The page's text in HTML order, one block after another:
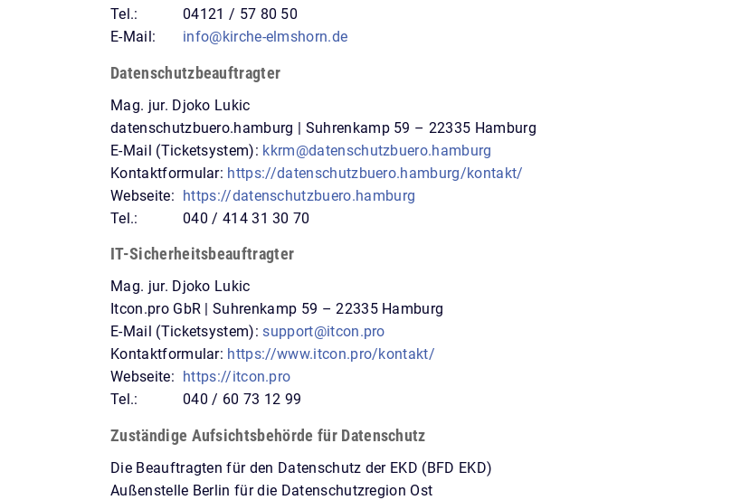
Tel.:
04121 / 57 80 50
E-Mail:
info@kirche-elmshorn.de
Datenschutzbeauftragter
Mag. jur. Djoko Lukic
datenschutzbuero.hamburg | Suhrenkamp 59 – 22335 Hamburg
E-Mail (Ticketsystem): kkrm@datenschutzbuero.hamburg
Kontaktformular: https://datenschutzbuero.hamburg/kontakt/
Webseite: https://datenschutzbuero.hamburg
Tel.:
040 / 414 31 30 70
IT-Sicherheitsbeauftragter
Mag. jur. Djoko Lukic
Itcon.pro GbR | Suhrenkamp 59 – 22335 Hamburg
E-Mail (Ticketsystem):support@itcon.pro
Kontaktformular: https://www.itcon.pro/kontakt/
Webseite:
https://itcon.pro
Tel.:
040 / 60 73 12 99
Zuständige Aufsichtsbehörde für Datenschutz
Die Beauftragten für den Datenschutz der EKD (BFD EKD)
Außenstelle Berlin für die Datenschutzregion Ost